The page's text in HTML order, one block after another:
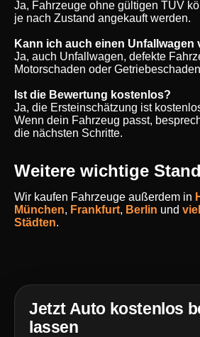
Ja, Fahrzeuge ohne gültigen TÜV
je nach Zustand angekauft werden.
Kann ich auch einen Unfallwagen
Ja, auch Unfallwagen, defekte
Motorschaden oder
Ist die Bewertung kostenlos?
Ja, die Ersteinschätzung ist
Wenn dein Fahrzeug passt,
die nächsten Schritte.
Weitere wichtige
Wir kaufen Fahrzeuge außerdem in
München, Frankfurt, Berlin und
Städten.
Jetzt Auto kostenlos
lassen